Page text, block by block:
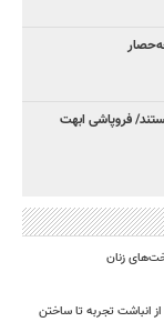
فروپاشی ابهت
زنان
برای ساختن آینده تهران/ ۵۳ سال؛ از انباشت تجربه تا ساختن